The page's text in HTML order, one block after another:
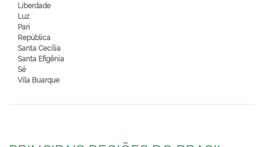
Liberdade
Luz
Pari
República
Santa Cecília
Santa Efigênia
Sé
Vila Buarque